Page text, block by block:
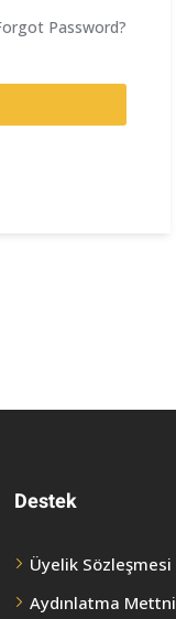
Password?
Destek
Üyelik Sözleşmesi
Aydınlatma Mettni